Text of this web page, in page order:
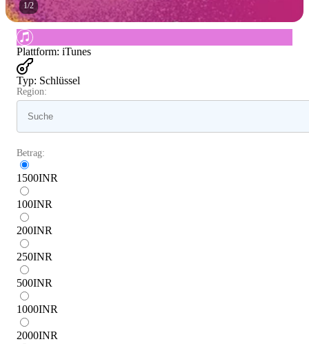
1/2
Plattform: iTunes
Typ: Schlüssel
Region:
Betrag:
1500INR
100INR
200INR
250INR
500INR
1000INR
2000INR